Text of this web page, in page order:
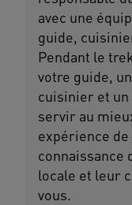
avec une
guide,
Pendant le
votre guide,
cuisinier et
servir au mieux. Ils sont choisis
expérience
connaissance
locale et leur
vous.